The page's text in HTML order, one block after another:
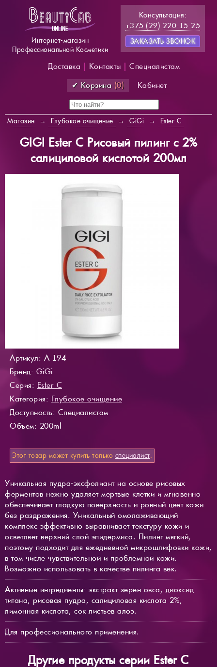
Интернет-магазин
Профессиональной Косметики
Консультация:
+375 (29) 220-15-25
ЗАКАЗАТЬ ЗВОНОК
Доставка Контакты
Специалистам
✔ Корзина (0) Кабинет
Магазин → Глубокое очищение → GiGi → Ester C
GIGI Ester C Рисовый пилинг c 2%
салициловой кислотой 200мл
Артикул: A-194
Бренд: GiGi
Серия: Ester C
Категория: Глубокое очищение
Доступность: Специалистам
Объём: 200ml
Этот товар может купить только специалист.
Уникальная пудра-эксфолиант на основе рисовых
ферментов нежно удаляет мёртвые клетки и мгновенно
обеспечивает гладкую поверхность и ровный цвет кожи
без раздражения. Уникальный омолаживающий
комплекс эффективно выравнивает текстуру кожи и
осветляет верхний слой эпидермиса. Пилинг мягкий,
поэтому подходит для ежедневной микрошлифовки кожи,
в том числе чувствительной и проблемной кожи.
Возможно использовать в качестве пилинга век.
Активные ингредиенты: экстракт зерен овса, диоксид
титана, рисовая пудра, салициловая кислота 2%,
лимонная кислота, сок листьев алоэ.
Для профессионального применения.
Другие продукты серии Ester C